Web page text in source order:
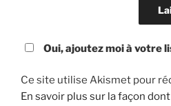
Oui, ajoutez moi à votre
Ce site utilise Akismet pour
En savoir plus sur la façon